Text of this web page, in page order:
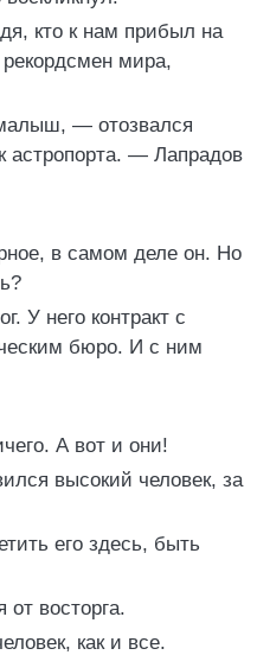
кто к нам прибыл на
мира,
— отозвался
астропорта. — Лапрадов
в самом деле он. Но
У него контракт с
бюро. И с ним
А вот и они!
высокий человек, за
его здесь, быть
восторга.
как и все.